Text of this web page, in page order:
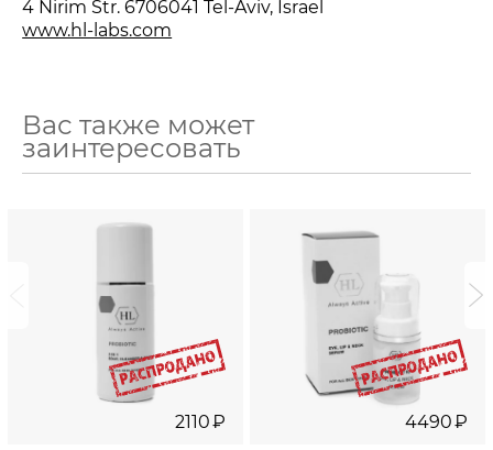
4 Nirim Str. 6706041 Tel-Aviv, Israel
www.hl-labs.com
Вас также может
заинтересовать
i
2110₽ 4490₽